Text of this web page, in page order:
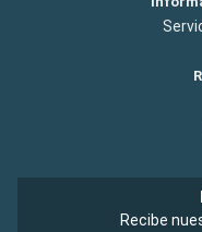
Recibe